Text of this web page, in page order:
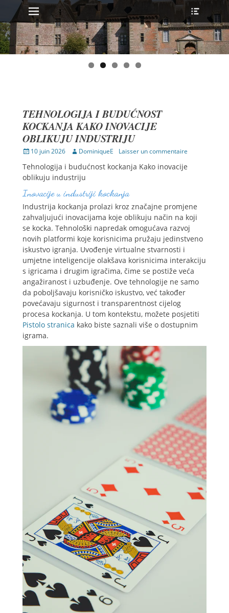
MENU PRINCIPAL
Aller
au
contenu
l’en-
tête
TEHNOLOGIJA I BUDUĆNOST
KOCKANJA KAKO INOVACIJE
OBLIKUJU INDUSTRIJU
Publié10 juin 2026 Auteur
DominiqueE Laisser un commentaire
Tehnologija i budućnost kockanja Kako inovacije
oblikuju industriju
Inovacije u industriji kockanja
Industrija kockanja prolazi kroz značajne promjene
zahvaljujući inovacijama koje oblikuju način na koji
se kocka. Tehnološki napredak omogućava razvoj
novih platformi koje korisnicima pružaju jedinstveno
iskustvo igranja. Uvođenje virtualne stvarnosti i
umjetne inteligencije olakšava korisnicima interakciju
s igricama i drugim igračima, čime se postiže veća
angažiranost i uzbuđenje. Ove tehnologije ne samo
da poboljšavaju korisničko iskustvo, već također
povećavaju sigurnost i transparentnost cijelog
procesa kockanja. U tom kontekstu, možete posjetiti
Pistolo stranica kako biste saznali više o dostupnim
igrama.